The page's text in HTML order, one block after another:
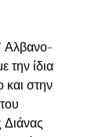
Αλβανο-
την ίδια
και στην
Διάνας